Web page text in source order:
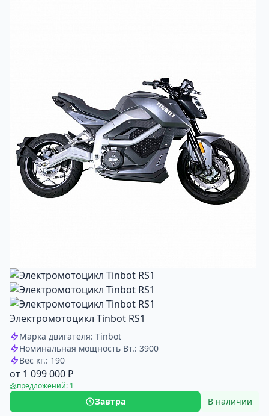
Электромотоцикл Tinbot RS1
Марка двигателя: Tinbot
Номинальная мощность Вт.: 3900
Вес кг.: 190
от 1 099 000 ₽
предложений: 1
Завтра В наличии